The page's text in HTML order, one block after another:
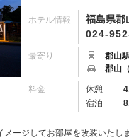
ホテル情報
福島県郡
024-
最寄り
郡山
郡山
料金 休憩
宿泊
ージしてお部屋を改装いた